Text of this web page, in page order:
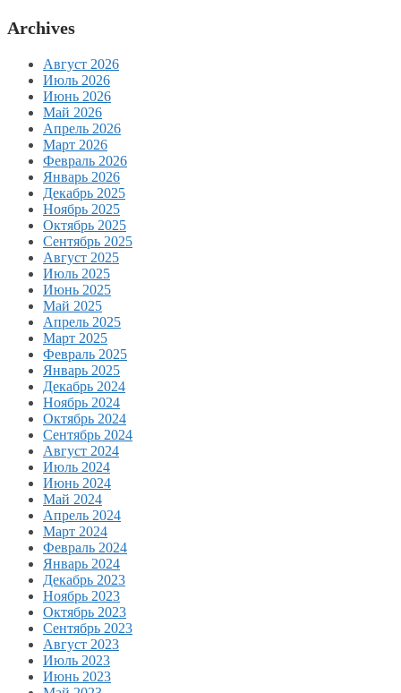
Archives
Август 2026
Июль 2026
Июнь 2026
Май 2026
Апрель 2026
Март 2026
Февраль 2026
Январь 2026
Декабрь 2025
Ноябрь 2025
Октябрь 2025
Сентябрь 2025
Август 2025
Июль 2025
Июнь 2025
Май 2025
Апрель 2025
Март 2025
Февраль 2025
Январь 2025
Декабрь 2024
Ноябрь 2024
Октябрь 2024
Сентябрь 2024
Август 2024
Июль 2024
Июнь 2024
Май 2024
Апрель 2024
Март 2024
Февраль 2024
Январь 2024
Декабрь 2023
Ноябрь 2023
Октябрь 2023
Сентябрь 2023
Август 2023
Июль 2023
Июнь 2023